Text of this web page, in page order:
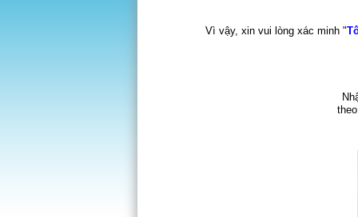
Vì vậy, xin vui lòng xác minh "